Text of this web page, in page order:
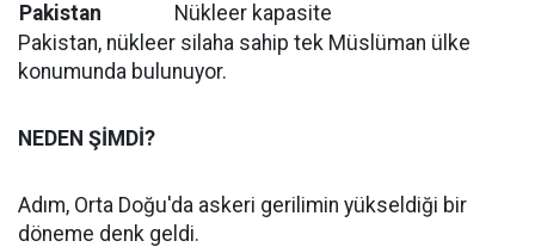
Pakistan
Nükleer kapasite
Pakistan, nükleer silaha sahip tek Müslüman ülke
konumunda bulunuyor.
NEDEN ŞİMDİ?
Adım, Orta Doğu'da askeri gerilimin yükseldiği bir
döneme denk geldi.